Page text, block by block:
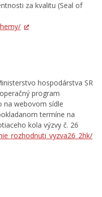
za kvalitu (Seal of
hospodárstva SR
program
na webovom sídle
termíne na
kola výzvy č. 26